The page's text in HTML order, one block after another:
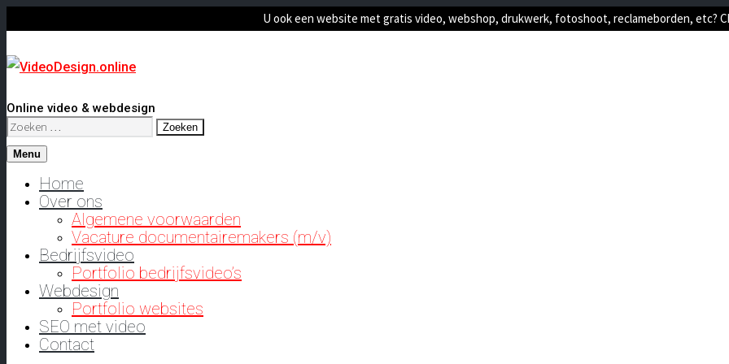
U ook een website met gratis video, webshop, drukwerk, fotoshoot, reclameborden, etc?
Online video & webdesign
Zoeken
naar:
Menu
Home
Over ons
Algemene voorwaarden
Vacature documentairemakers (m/v)
Bedrijfsvideo
Portfolio bedrijfsvideo’s
Webdesign
Portfolio websites
SEO met video
Contact